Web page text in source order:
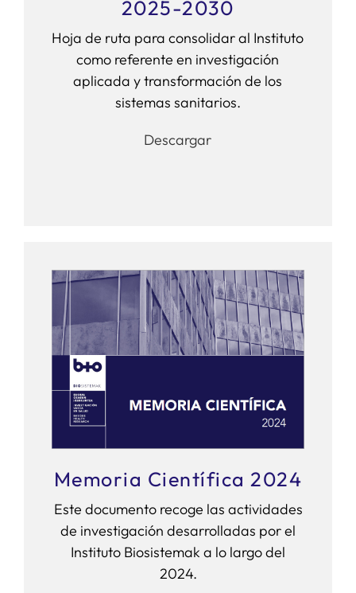
2025-2030
Hoja de ruta para consolidar al Instituto
como referente en investigación
aplicada y transformación de los
sistemas sanitarios.
Descargar
Memoria Científica 2024
Este documento recoge las actividades
de investigación desarrolladas por el
Instituto Biosistemak a lo largo del
2024.